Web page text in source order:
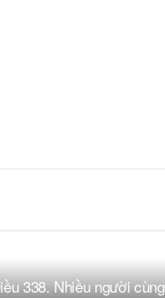
338. Nhiều người cùng